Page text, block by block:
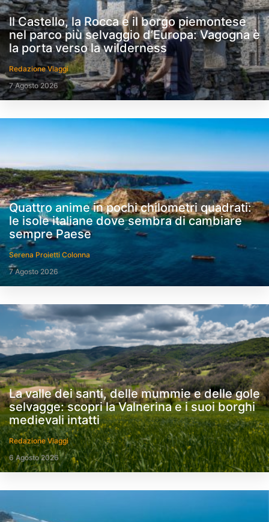
Il Castello, la Rocca e il borgo piemontese
nel parco più selvaggio d’Europa: Vagogna è
la porta verso la wilderness
Redazione Viaggi
7 Agosto 2026
Quattro anime in pochi chilometri quadrati:
le isole italiane dove sembra di cambiare
sempre Paese
Serena Proietti Colonna
7 Agosto 2026
La valle dei santi, delle mummie e delle gole
selvagge: scopri la Valnerina e i suoi borghi
medievali intatti
Redazione Viaggi
6 Agosto 2026